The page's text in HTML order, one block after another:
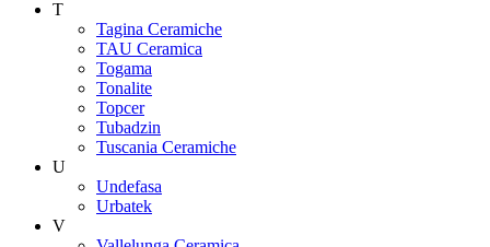
T
Tagina Ceramiche
TAU Ceramica
Togama
Tonalite
Topcer
Tubadzin
Tuscania Ceramiche
U
Undefasa
Urbatek
V